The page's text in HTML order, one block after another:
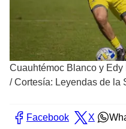
Cuauhtémoc Blanco y
/Cortesía: Leyendas de la
Facebook X